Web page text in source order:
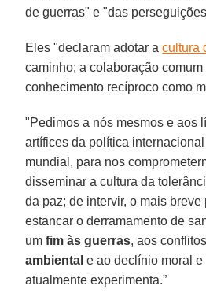
de guerras" e "das
Eles "declaram adotar acultura
caminho; a colaboração
conhecimento recíproco como
"Pedimos a nós mesmos e aos
artífices da política
mundial, para nos
disseminar a cultura da
da paz; de intervir, o mais breve
estancar o derramamento de
umfim às guerras, aos
ambiental e ao declínio moral
atualmente experimenta.”